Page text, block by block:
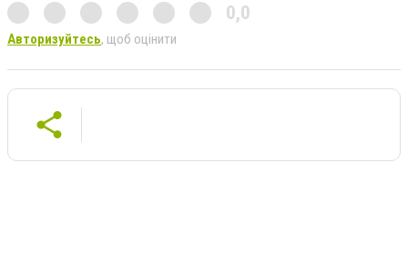
0,0
Авторизуйтесь, щоб оцінити